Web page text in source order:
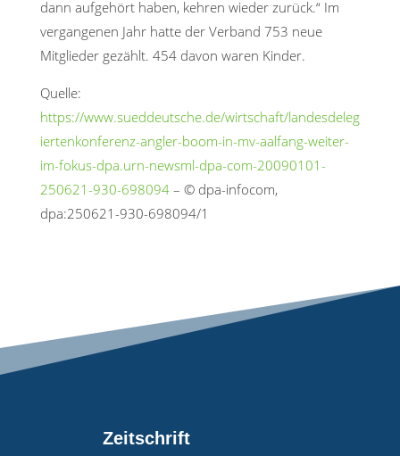
dann aufgehört haben, kehren wieder zurück.“ Im
vergangenen Jahr hatte der Verband 753 neue
Mitglieder gezählt. 454 davon waren Kinder.
Quelle:
https://www.sueddeutsche.de/wirtschaft/landesdeleg
iertenkonferenz-angler-boom-in-mv-aalfang-weiter-
im-fokus-dpa.urn-newsml-dpa-com-20090101-
250621-930-698094– © dpa-infocom,
dpa:250621-930-698094/1
Zeitschrift